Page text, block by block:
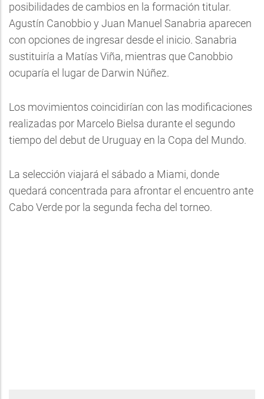
posibilidades de cambios en la formación titular.
Agustín Canobbio y Juan Manuel Sanabria aparecen
con opciones de ingresar desde el inicio. Sanabria
sustituiría a Matías Viña, mientras que Canobbio
ocuparía el lugar de Darwin Núñez.
Los movimientos coincidirían con las modificaciones
realizadas por Marcelo Bielsa durante el segundo
tiempo del debut de Uruguay en la Copa del Mundo.
La selección viajará el sábado a Miami, donde
quedará concentrada para afrontar el encuentro ante
Cabo Verde por la segunda fecha del torneo.